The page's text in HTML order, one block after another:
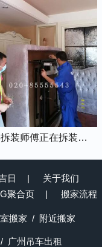
定襄县拆装师傅正在拆装家具
日
关于我们
聚合页 搬家流程
搬家 附近搬家
广州吊车出租